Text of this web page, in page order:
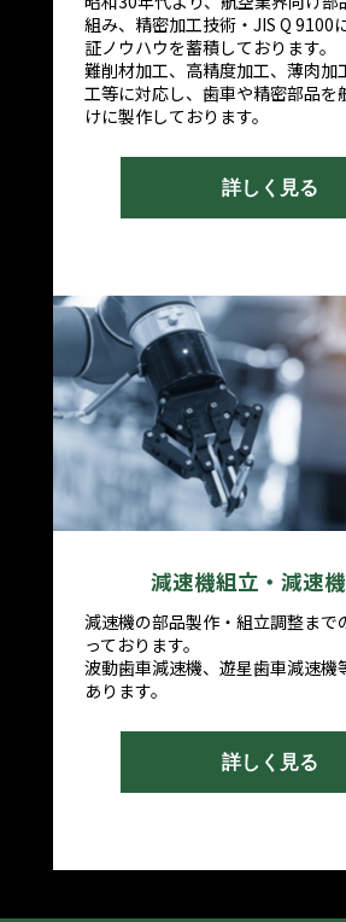
組み、精密加工技術・JIS Q 9100
証ノウハウを蓄積しております。
難削材加工、高精度加工、薄肉加
工等に対応し、歯車や精密部品を
けに製作しております。
詳しく見る
減速機組立・減速
減速機の部品製作・組立調整まで
っております。
波動歯車減速機、遊星歯車減速機
あります。
詳しく見る